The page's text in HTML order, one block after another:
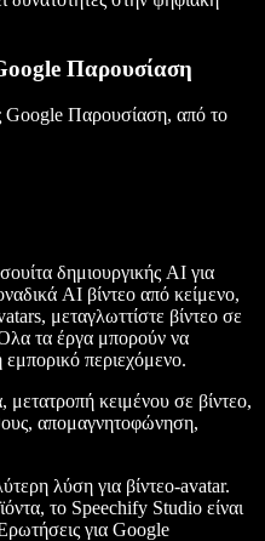
Παρουσίαση
Google Παρουσίαση, από το
δημιουργικής AI για
AI βίντεο από κείμενο,
μεταγλωττίστε βίντεο σε
τα έργα μπορούν να
περιεχόμενο.
μετατροπή κειμένου σε βίντεο,
απομαγνητοφώνηση,
λύση για βίντεο-avatar.
το Speechify Studio είναι
για Google